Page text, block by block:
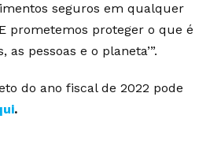
seguros em qualquer
prometemos proteger o que é
as pessoas e o planeta’”.
do ano fiscal de 2022 pode
.